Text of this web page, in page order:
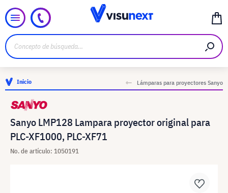
Inicio Lámparas para proyectores Sanyo
Sanyo LMP128 Lampara proyector original para
PLC-XF1000, PLC-XF71
No. de artículo: 1050191